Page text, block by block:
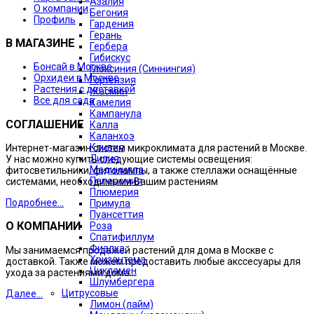
Бегония
Гардения
Герань
Гербера
Гибискус
Глоксиния (Синнингия)
Гортензия
Жасмин
Камелия
Кампанула
Калла
Каланхоэ
Кливия
Лилия
Мединилла
Пеперомия
Плюмерия
Примула
Пуансеттия
Роза
Спатифиллум
Фиалка
Хризантема
Цикламен
Шлумбергера
Цитрусовые
Лимон (лайм)
О компании
Профиль
В МАГАЗИНЕ
Бонсай в Москве
Орхидеи в Москве
Растения с доставкой
Все для сада
СОГЛАШЕНИЕ
Интернет-магазин систем микроклимата для растений в Москве.
У нас можно купить следующие системы освещения:
фитосветильники, фитолампы, а также стеллажи оснащённые
системами, необходимыми Вашим растениям
Подробнее...
О КОМПАНИИ
Мы занимаемся продажей растений для дома в Москве с
доставкой. Также можем предоставить любые акссесуары для
ухода за растениями дома...
Далее...